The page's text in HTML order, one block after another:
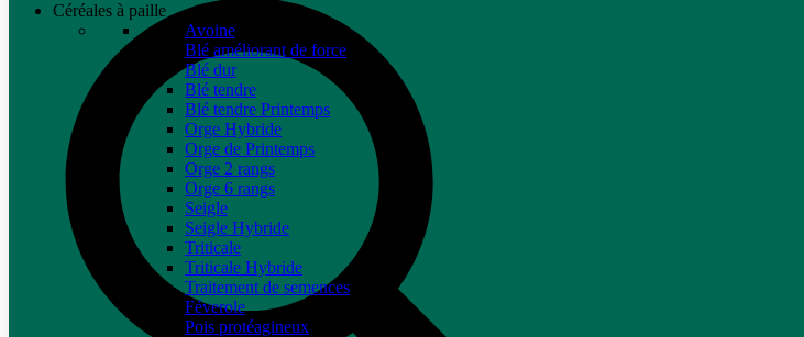
Céréales à paille
Avoine
Blé améliorant de force
Blé dur
Blé tendre
Blé tendre Printemps
Orge Hybride
Orge de Printemps
Orge 2 rangs
Orge 6 rangs
Seigle
Seigle Hybride
Triticale
Triticale Hybride
Traitement de semences
Féverole
Pois protéagineux